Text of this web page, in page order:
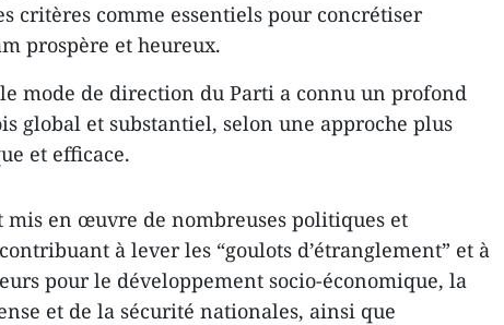
critères comme essentiels pour concrétiser
prospère et heureux.
mode de direction du Parti a connu un profond
global et substantiel, selon une approche plus
et efficace.
mis en œuvre de nombreuses politiques et
à lever les “goulots d’étranglement” et à
pour le développement socio-économique, la
et de la sécurité nationales, ainsi que